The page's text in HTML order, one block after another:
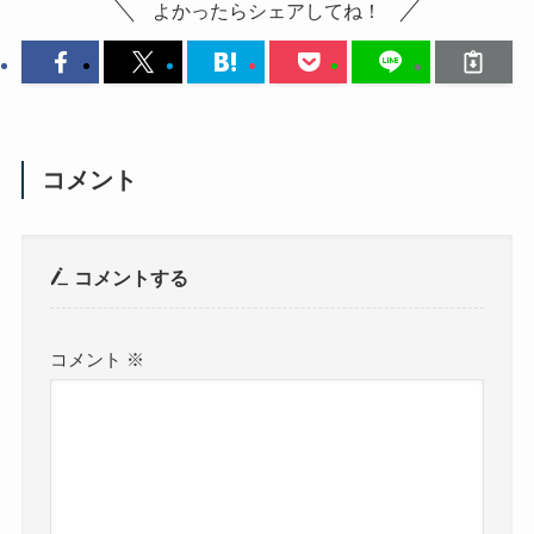
よかったらシェアしてね！
コメント
コメントする
コメント ※